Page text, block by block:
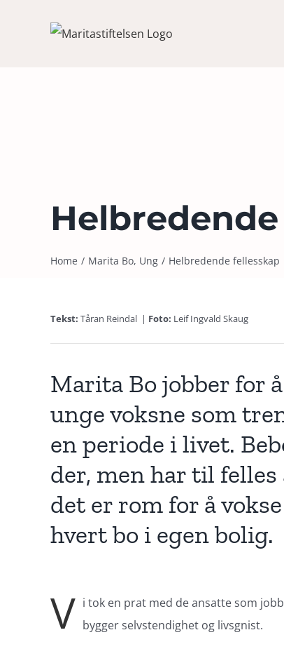
Home Marita Bo, Ung Helbredende fellesskap
Tekst: Tåran Reindal | Foto: Leif Ingvald Skaug
Marita Bo jobber for
unge voksne som
en periode i livet.
der, men har til
det er rom for å
hvert bo i egen bolig.
V i tok en prat med de ansatte som
bygger selvstendighet og livsgnist.